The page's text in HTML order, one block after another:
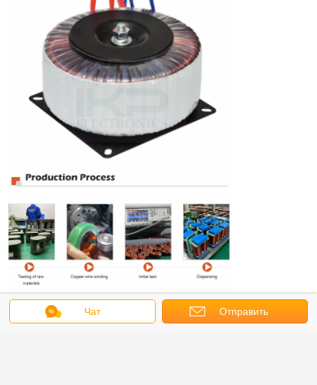
Чат Отправить